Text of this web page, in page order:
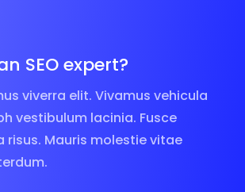
SEO expert?
viverra elit. Vivamus vehicula
vestibulum lacinia. Fusce
risus. Mauris molestie vitae